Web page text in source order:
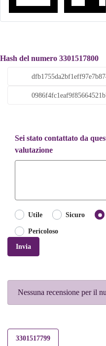
Hash del numero 3301517800
Sei stato contattato da
valutazione
Utile Sicuro
Pericoloso
Invia
Nessuna recensione per il
3301517799